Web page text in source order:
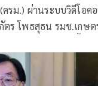
รม.) ผ่านระบบวิดีโอค
ตร โพธสุธน รมช.เกษต